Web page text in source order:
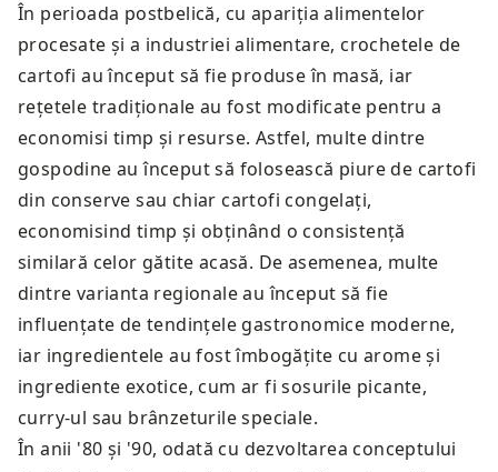
În perioada postbelică, cu apariția alimentelor
procesate și a industriei alimentare, crochetele de
cartofi au început să fie produse în masă, iar
rețetele tradiționale au fost modificate pentru a
economisi timp și resurse. Astfel, multe dintre
gospodine au început să folosească piure de cartofi
din conserve sau chiar cartofi congelați,
economisind timp și obținând o consistență
similară celor gătite acasă. De asemenea, multe
dintre varianta regionale au început să fie
influențate de tendințele gastronomice moderne,
iar ingredientele au fost îmbogățite cu arome și
ingrediente exotice, cum ar fi sosurile picante,
curry-ul sau brânzeturile speciale.
În anii '80 și '90, odată cu dezvoltarea conceptului